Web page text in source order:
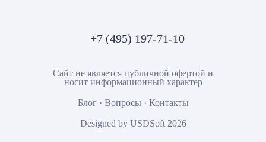
+7 (495) 197-71-10
Сайт не является публичной офертой и
носит информационный характер
Блог · Вопросы · Контакты
Designed by USDSoft 2026